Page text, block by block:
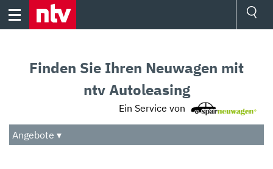
Skip
Audio
Das Beste
Finden Sie Ihren Neuwagen mit
ntv Autoleasing
Ein Service von
Angebote ▾